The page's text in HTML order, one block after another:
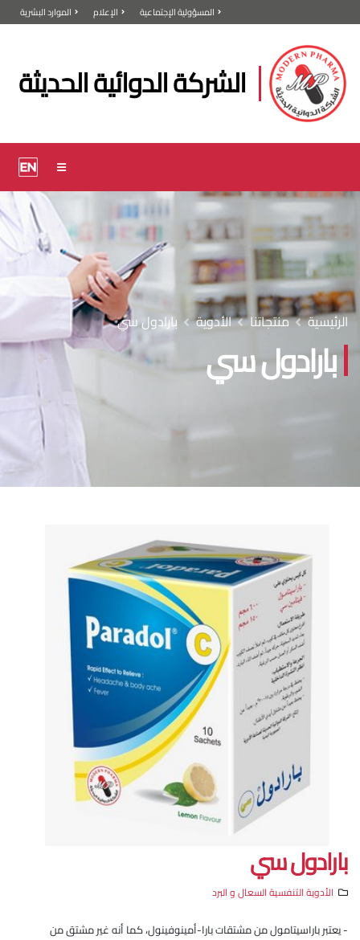
المسؤولية الإجتماعية الإعلام الموارد البشرية
الشركة الدوائية الحديثة
بارادول سي
الرئيسية منتجاتنا الأدوية بارادول سي
بارادول سي
الأدوية التنفسية السعال و البرد
- يعتبر باراسيتامول من مشتقات بارا-أمينوفينول، كما أنه غير مشتق من